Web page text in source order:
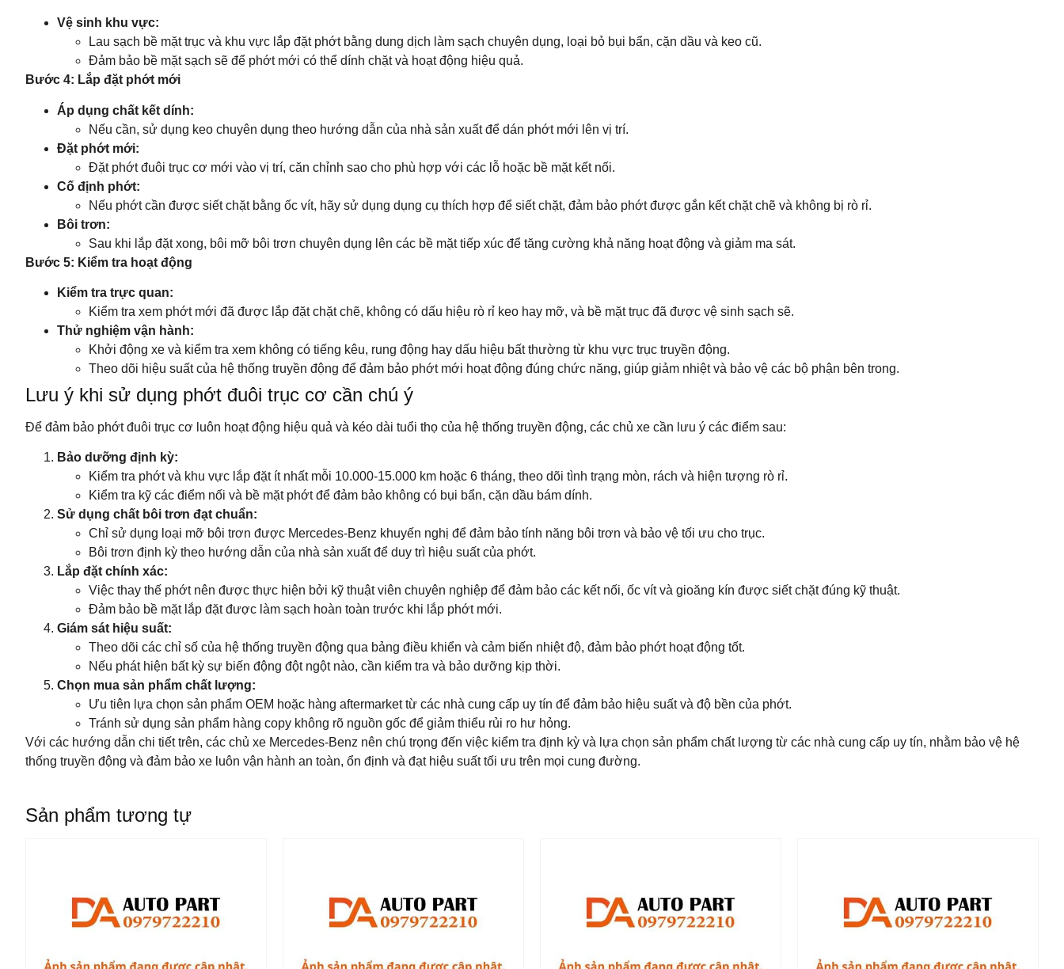
Vệ sinh khu vực:
Lau sạch bề mặt trục và khu vực lắp đặt phớt bằng dung dịch làm sạch chuyên dụng, loại bỏ bụi bẩn, cặn dầu và keo cũ.
Đảm bảo bề mặt sạch sẽ để phớt mới có thể dính chặt và hoạt động hiệu quả.
Bước 4: Lắp đặt phớt mới
Áp dụng chất kết dính:
Nếu cần, sử dụng keo chuyên dụng theo hướng dẫn của nhà sản xuất để dán phớt mới lên vị trí.
Đặt phớt mới:
Đặt phớt đuôi trục cơ mới vào vị trí, căn chỉnh sao cho phù hợp với các lỗ hoặc bề mặt kết nối.
Cố định phớt:
Nếu phớt cần được siết chặt bằng ốc vít, hãy sử dụng dụng cụ thích hợp để siết chặt, đảm bảo phớt được gắn kết chặt chẽ và không bị rò rỉ.
Bôi trơn:
Sau khi lắp đặt xong, bôi mỡ bôi trơn chuyên dụng lên các bề mặt tiếp xúc để tăng cường khả năng hoạt động và giảm ma sát.
Bước 5: Kiểm tra hoạt động
Kiểm tra trực quan:
Kiểm tra xem phớt mới đã được lắp đặt chặt chẽ, không có dấu hiệu rò rỉ keo hay mỡ, và bề mặt trục đã được vệ sinh sạch sẽ.
Thử nghiệm vận hành:
Khởi động xe và kiểm tra xem không có tiếng kêu, rung động hay dấu hiệu bất thường từ khu vực trục truyền động.
Theo dõi hiệu suất của hệ thống truyền động để đảm bảo phớt mới hoạt động đúng chức năng, giúp giảm nhiệt và bảo vệ các bộ phận bên trong.
Lưu ý khi sử dụng phớt đuôi trục cơ cần chú ý
Để đảm bảo phớt đuôi trục cơ luôn hoạt động hiệu quả và kéo dài tuổi thọ của hệ thống truyền động, các chủ xe cần lưu ý các điểm sau:
Bảo dưỡng định kỳ:
Kiểm tra phớt và khu vực lắp đặt ít nhất mỗi 10.000-15.000 km hoặc 6 tháng, theo dõi tình trạng mòn, rách và hiện tượng rò rỉ.
Kiểm tra kỹ các điểm nối và bề mặt phớt để đảm bảo không có bụi bẩn, cặn dầu bám dính.
Sử dụng chất bôi trơn đạt chuẩn:
Chỉ sử dụng loại mỡ bôi trơn được Mercedes‑Benz khuyến nghị để đảm bảo tính năng bôi trơn và bảo vệ tối ưu cho trục.
Bôi trơn định kỳ theo hướng dẫn của nhà sản xuất để duy trì hiệu suất của phớt.
Lắp đặt chính xác:
Việc thay thế phớt nên được thực hiện bởi kỹ thuật viên chuyên nghiệp để đảm bảo các kết nối, ốc vít và gioăng kín được siết chặt đúng kỹ thuật.
Đảm bảo bề mặt lắp đặt được làm sạch hoàn toàn trước khi lắp phớt mới.
Giám sát hiệu suất:
Theo dõi các chỉ số của hệ thống truyền động qua bảng điều khiển và cảm biến nhiệt độ, đảm bảo phớt hoạt động tốt.
Nếu phát hiện bất kỳ sự biến động đột ngột nào, cần kiểm tra và bảo dưỡng kịp thời.
Chọn mua sản phẩm chất lượng:
Ưu tiên lựa chọn sản phẩm OEM hoặc hàng aftermarket từ các nhà cung cấp uy tín để đảm bảo hiệu suất và độ bền của phớt.
Tránh sử dụng sản phẩm hàng copy không rõ nguồn gốc để giảm thiểu rủi ro hư hỏng.
Với các hướng dẫn chi tiết trên, các chủ xe Mercedes‑Benz nên chú trọng đến việc kiểm tra định kỳ và lựa chọn sản phẩm chất lượng từ các nhà cung cấp uy tín, nhằm bảo vệ hệ
thống truyền động và đảm bảo xe luôn vận hành an toàn, ổn định và đạt hiệu suất tối ưu trên mọi cung đường.
Sản phẩm tương tự